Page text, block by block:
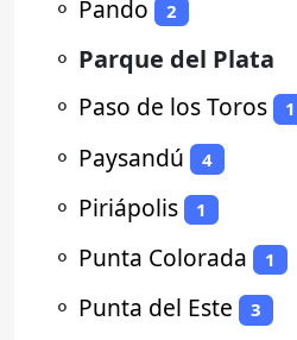
⚬ Pando 2
⚬ Parque del Plata
⚬ Paso de los Toros 1
⚬ Paysandú 4
⚬ Piriápolis 1
⚬ Punta Colorada 1
⚬ Punta del Este 3